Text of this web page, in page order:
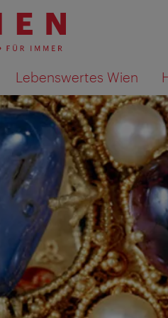
Lebenswertes Wien
auf Karte